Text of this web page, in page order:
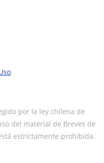
por la ley chilena de
del material de Breves de
estrictamente prohibida.